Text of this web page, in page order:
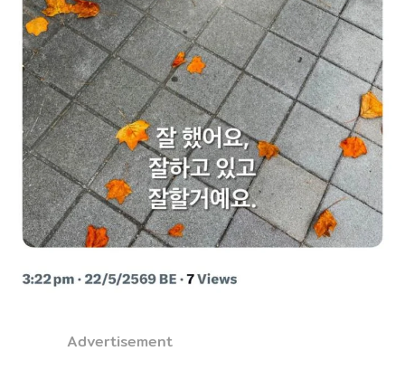
Advertisement